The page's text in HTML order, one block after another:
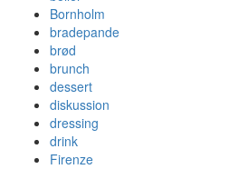
Bornholm
bradepande
brød
brunch
dessert
diskussion
dressing
drink
Firenze